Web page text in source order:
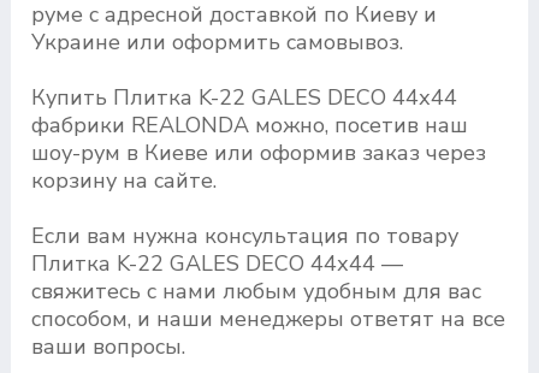
руме с адресной доставкой по Киеву и
Украине или оформить самовывоз.
Купить Плитка K-22 GALES DECO 44х44
фабрики REALONDA можно, посетив наш
шоу-рум в Киеве или оформив заказ через
корзину на сайте.
Если вам нужна консультация по товару
Плитка K-22 GALES DECO 44х44 —
свяжитесь с нами любым удобным для вас
способом, и наши менеджеры ответят на все
ваши вопросы.